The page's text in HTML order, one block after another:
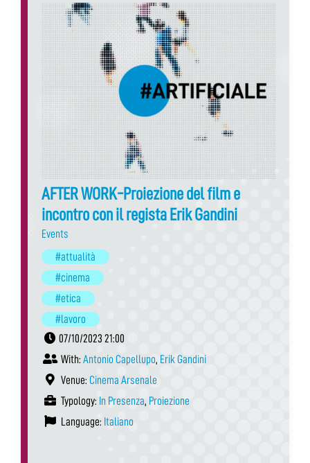
AFTER WORK-Proiezione del film e
incontro con il regista Erik Gandini
Events
#attualità
#cinema
#etica
#lavoro
07/10/2023 21:00
With: Antonio Capellupo, Erik Gandini
Venue: Cinema Arsenale
Typology: In Presenza, Proiezione
Language: Italiano